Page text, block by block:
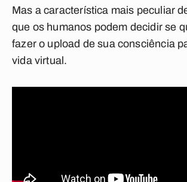
Mas a característica mais peculiar
que os humanos podem decidir se
fazer o upload de sua consciência
vida virtual.